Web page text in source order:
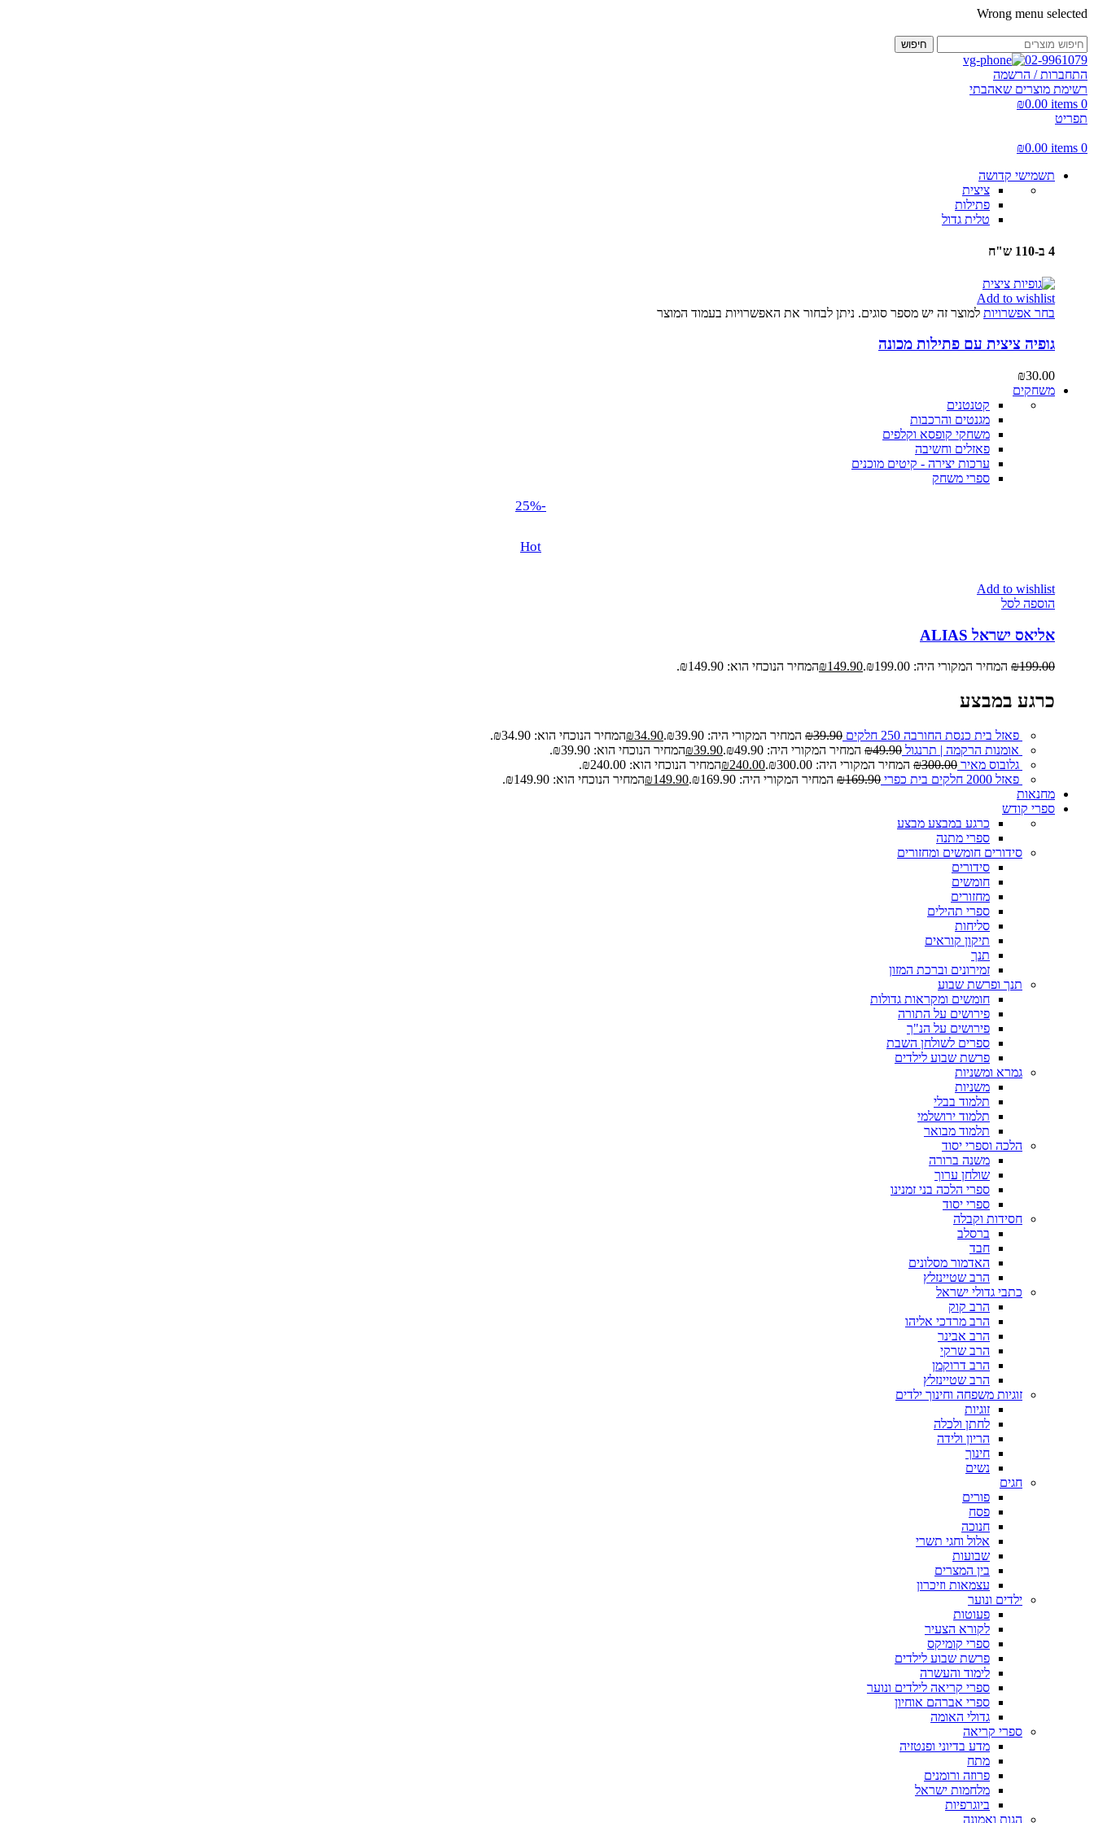
Wrong menu selected
חיפוש
02-9961079
התחברות / הרשמה
רשימת מוצרים שאהבתי
0
items
₪0.00
תפריט
0
items
₪0.00
תשמישי קדושה
ציצית
פתילות
טלית גדול
4 ב-110 ש"ח
Add to wishlist
בחר אפשרויות למוצר זה יש מספר סוגים. ניתן לבחור את האפשרויות בעמוד המוצר
גופיה ציצית עם פתילות מכונה
₪30.00
משחקים
קטנטנים
מגנטים והרכבות
משחקי קופסא וקלפים
פאזלים וחשיבה
ערכות יצירה - קיטים מוכנים
ספרי משחק
-25%
Hot
Add to wishlist
הוספה לסל
אליאס ישראל ALIAS
₪199.00 המחיר המקורי היה: ₪199.00. ₪149.90 המחיר הנוכחי הוא: ₪149.90.
כרגע במבצע
פאזל בית כנסת החורבה 250 חלקים ₪39.90 המחיר המקורי היה: ₪39.90. ₪34.90
המחיר הנוכחי הוא: ₪34.90.
אומנות הרקמה | תרנגול
₪49.90 המחיר המקורי היה: ₪49.90. ₪39.90
המחיר הנוכחי הוא: ₪39.90.
גלובוס מאיר
₪300.00 המחיר המקורי היה: ₪300.00. ₪240.00
המחיר הנוכחי הוא: ₪240.00.
פאזל 2000 חלקים בית כפרי
₪169.90 המחיר המקורי היה: ₪169.90. ₪149.90
המחיר הנוכחי הוא: ₪149.90.
מחנאות
ספרי קודש
כרגע במבצע מבצע
ספרי מתנה
סידורים חומשים ומחזורים
סידורים
חומשים
מחזורים
ספרי תהילים
סליחות
תיקון קוראים
תנך
זמירונים וברכת המזון
תנך ופרשת שבוע
חומשים ומקראות גדולות
פירושים על התורה
פירושים על הנ"ך
ספרים לשולחן השבת
פרשת שבוע לילדים
גמרא ומשניות
משניות
תלמוד בבלי
תלמוד ירושלמי
תלמוד מבואר
הלכה וספרי יסוד
משנה ברורה
שולחן ערוך
ספרי הלכה בני זמנינו
ספרי יסוד
חסידות וקבלה
ברסלב
חבד
האדמור מסלונים
הרב שטיינזלץ
כתבי גדולי ישראל
הרב קוק
הרב מרדכי אליהו
הרב אבינר
הרב שרקי
הרב דרוקמן
הרב שטיינזלץ
זוגיות משפחה וחינוך ילדים
זוגיות
לחתן ולכלה
הריון ולידה
חינוך
נשים
חגים
פורים
פסח
חנוכה
אלול וחגי תשרי
שבועות
בין המצרים
עצמאות וזיכרון
ילדים ונוער
פעוטות
לקורא הצעיר
ספרי קומיקס
פרשת שבוע לילדים
לימוד והעשרה
ספרי קריאה לילדים ונוער
ספרי אברהם אוחיון
גדולי האומה
ספרי קריאה
מדע בדיוני ופנטזיה
מתח
פרוזה ורומנים
מלחמות ישראל
ביוגרפיות
הגות ואמונה